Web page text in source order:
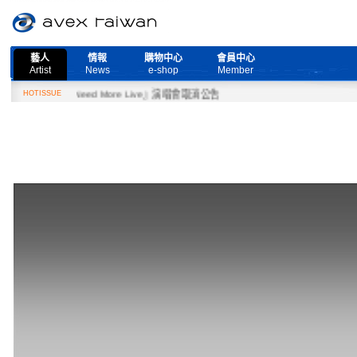
藝人
Artist
情報
News
購物中心
e-shop
會員中心
Member
HOTISSUE
日『Need More Live』演唱會取消公告